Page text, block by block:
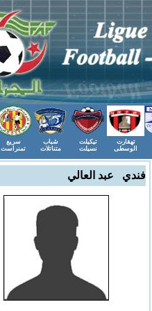
تهقارت
الوسطى
تيكيلت
نسيلت
شباب
متناتلات
سريع
تمنراست
فندي عبد العالي